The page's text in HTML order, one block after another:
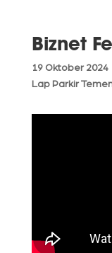
Biznet
19 Oktober 2024
Lap Parkir